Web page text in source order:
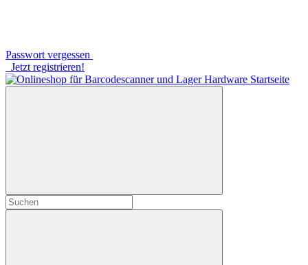
Passwort vergessen
Jetzt registrieren!